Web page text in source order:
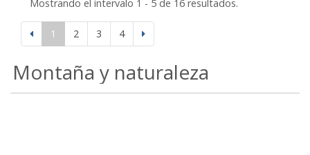
Mostrando el intervalo 1 - 5 de 16 resultados.
1 2 3 4
Montaña y naturaleza